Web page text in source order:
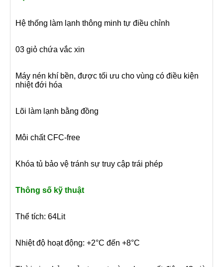
Hệ thống làm lạnh thông minh tự điều chỉnh
03 giỏ chứa vắc xin
Máy nén khí bền, được tối ưu cho vùng có điều kiện
nhiệt đới hóa
Lõi làm lạnh bằng đồng
Môi chất CFC-free
Khóa tủ bảo vệ tránh sự truy cập trái phép
Thông số kỹ thuật
Thể tích: 64Lit
Nhiệt độ hoạt động: +2°C đến +8°C